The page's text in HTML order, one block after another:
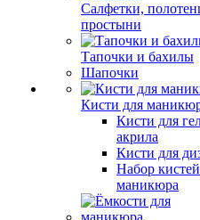
Салфетки,
простыни
Тапочки и бахилы
Шапочки
Кисти для
Кисти для
акрила
Кисти для
Набор
маникюра